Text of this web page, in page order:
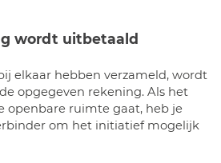
wordt uitbetaald
elkaar hebben verzameld, wordt
opgegeven rekening. Als het
openbare ruimte gaat, heb je
om het initiatief mogelijk